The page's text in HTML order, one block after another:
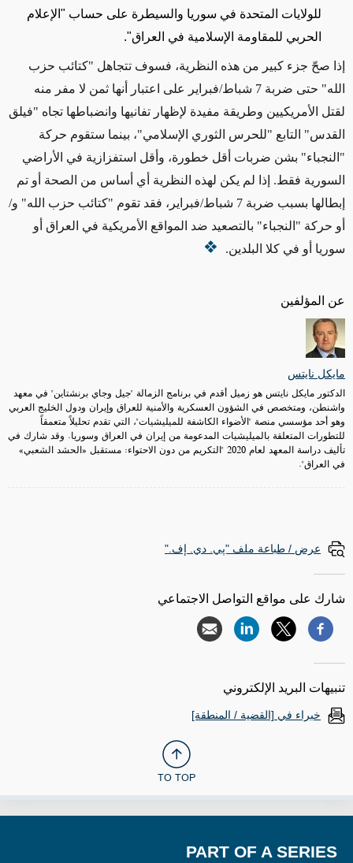
عن المؤلفين
مايكل نايتس
الدكتور مايكل نايتس هو زميل أقدم في برنامج الزمالة "جيل وجاي برنشتاين" في معهد
واشنطن، ومتخصص في الشؤون العسكرية والأمنية للعراق وإيران ودول الخليج العربي
وهو أحد مؤسسي منصة "الأضواء الكاشفة للميليشيات"، التي تقدم تحليلاً متعمقاً
للتطورات المتعلقة بالميليشيات المدعومة من إيران في العراق وسوريا. وقد شارك في
تأليف دراسة المعهد لعام 2020 "التكريم من دون الاحتواء: مستقبل «الحشد الشعبي»
في العراق".
للولايات المتحدة في سوريا والسيطرة على حساب "الإعلام
الحربي للمقاومة الإسلامية في العراق".
إذا صحّ جزء كبير من هذه النظرية، فسوف تتجاهل "كتائب حزب
الله" حتى ضربة 7 شباط/فبراير على اعتبار أنها ثمن لا مفر منه
لقتل الأمريكيين وطريقة مفيدة لإظهار تفانيها وانضباطها تجاه "فيلق
القدس" التابع "للحرس الثوري الإسلامي"، بينما ستقوم حركة
"النجباء" بشن ضربات أقل خطورة، وأقل استفزازية في الأراضي
السورية فقط. إذا لم يكن لهذه النظرية أي أساس من الصحة أو تم
إبطالها
بسبب ضربة 7 شباط/فبراير، فقد تقوم "كتائب حزب الله" و/
أو حركة "النجباء" بالتصعيد ضد المواقع الأمريكية في العراق أو
سوريا أو في كلا البلدين.
عرض / طباعة ملف "پي. دي. إف."
شارك على مواقع التواصل الاجتماعي
تنبيهات البريد الإلكتروني
خبراء في [القضية / المنطقة]
TO TOP
PART OF A SERIES